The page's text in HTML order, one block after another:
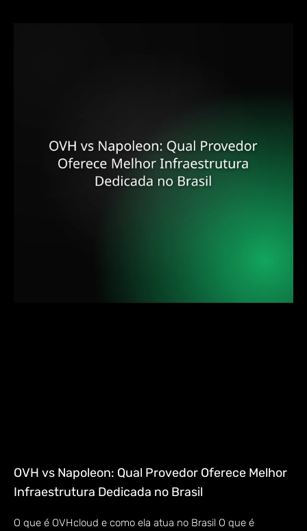
OVH vs Napoleon: Qual Provedor Oferece Melhor
Infraestrutura Dedicada no Brasil
O que é OVHcloud e como ela atua no Brasil O que é